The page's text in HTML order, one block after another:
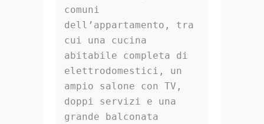
comuni
dell’appartamento, tra
cui una cucina
abitabile completa di
elettrodomestici, un
ampio salone con TV,
doppi servizi e una
grande balconata